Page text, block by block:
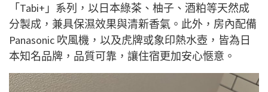
「Tabi+」系列，以日本綠茶、柚子、酒粕等天然成
分製成，兼具保濕效果與清新香氣。此外，房內配備
Panasonic 吹風機，以及虎牌或象印熱水壺，皆為日
本知名品牌，品質可靠，讓住宿更加安心愜意。